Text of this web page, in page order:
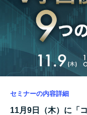
セミナーの内容詳細
11月9日（木）に「